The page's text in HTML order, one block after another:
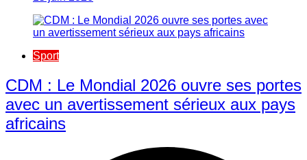
Sport
CDM : Le Mondial 2026 ouvre ses portes
avec un avertissement sérieux aux pays
africains